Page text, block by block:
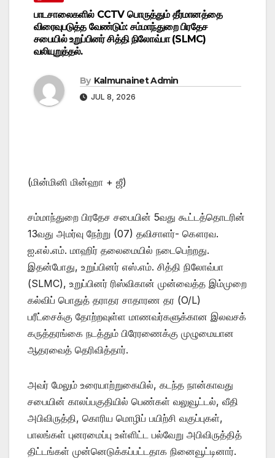
பாடசாலைகளில் CCTV பொருத்தும் தீர்மானத்தை
விரைவுபடுத்த வேண்டும்: சம்மாந்துறை பிரதேச
சபையில் உறுப்பினர் சித்தி நிலோவ்பா (SLMC)
வலியுறுத்தல்.
By Kalmunainet Admin
JUL 8, 2026
(மின்மினி மின்ஹா + ஜீ)
சம்மாந்துறை பிரதேச சபையின் 5வது கூட்டத்தொடரின்
13வது அமர்வு நேற்று (07) தவிசாளர்- கௌரவ.
ஐ.எல்.எம். மாஹிர் தலைமையில் நடைபெற்றது.
இதன்போது, உறுப்பினர் எஸ்.எம். சித்தி நிலோவ்பா
(SLMC), உறுப்பினர் ரிஸ்விகான் முன்வைத்த இம்முறை
கல்விப் பொதுத் தராதர சாதாரண தர (O/L)
பரீட்சைக்கு தோற்றவுள்ள மாணவர்களுக்கான இலவசக்
கருத்தரங்கை நடத்தும் பிரேரணைக்கு முழுமையான
ஆதரவைத் தெரிவித்தார்.
அவர் மேலும் உரையாற்றுகையில், கடந்த நான்காவது
சபையின் காலப்பகுதியில் பெண்கள் வலுவூட்டல், வீதி
அபிவிருத்தி, கொரிய மொழிப் பயிற்சி வகுப்புகள்,
பாலங்கள் புனரமைப்பு உள்ளிட்ட பல்வேறு அபிவிருத்தித்
திட்டங்கள் முன்னெடுக்கப்பட்டதாக நினைவூட்டினார்.